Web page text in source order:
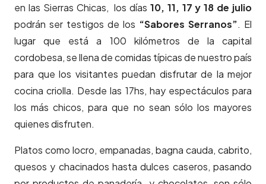
en las Sierras Chicas, los días 10, 11, 17 y 18 de julio
podrán ser testigos de los “Sabores Serranos”. El
lugar que está a 100 kilómetros de la capital
cordobesa, se llena de comidas típicas de nuestro país
para que los visitantes puedan disfrutar de la mejor
cocina criolla. Desde las 17hs, hay espectáculos para
los más chicos, para que no sean sólo los mayores
quienes disfruten.
Platos como locro, empanadas, bagna cauda, cabrito,
quesos y chacinados hasta dulces caseros, pasando